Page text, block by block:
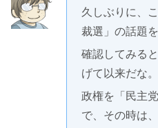
久しぶりに、
裁選」の話題
確認してみる
げて以来だな。
政権を「民主
で、その時は、